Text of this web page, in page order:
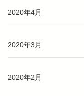
2020年4月
2020年3月
2020年2月